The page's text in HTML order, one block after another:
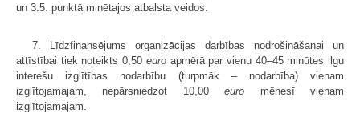
un 3.5. punktā minētajos atbalsta veidos.
7. Līdzfinansējums organizācijas darbības nodrošināšanai un
attīstībai tiek noteikts 0,50 euroapmērā par vienu 40–45 minūtes ilgu
interešu izglītības nodarbību (turpmāk – nodarbība) vienam
izglītojamajam, nepārsniedzot 10,00euro mēnesī vienam
izglītojamajam.